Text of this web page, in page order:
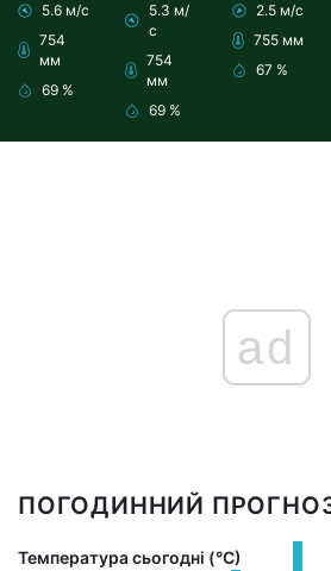
5.6 м/с
754
мм
69 %
5.3 м/
с
754
мм
69 %
2.5 м/с
755 мм
67 %
ad
ПОГОДИННИЙ
Температура сьогодні (°С)